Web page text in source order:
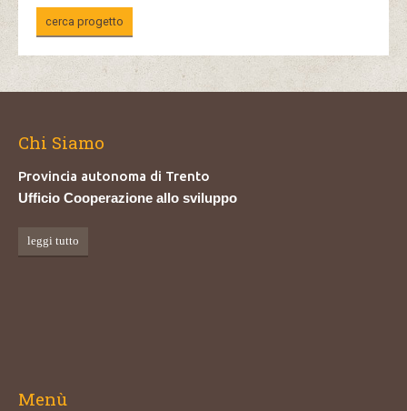
cerca progetto
Chi Siamo
Provincia autonoma di Trento
Ufficio Cooperazione allo sviluppo
leggi tutto
Menù